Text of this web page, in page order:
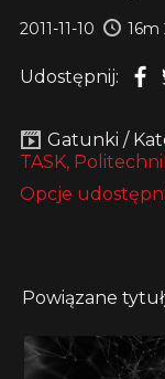
2011-11-10 16m
Udostępnij:
Gatunki /
TASK,
Opcje
Powiązane